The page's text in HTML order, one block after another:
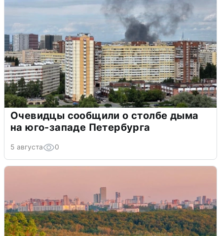
Очевидцы сообщили о столбе дыма
на юго-западе Петербурга
5 августа 0